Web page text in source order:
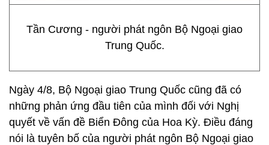
Tần Cương - người phát ngôn Bộ Ngoại giao
Trung Quốc.
Ngày 4/8, Bộ Ngoại giao Trung Quốc cũng đã có
những phản ứng đầu tiên của mình đối với Nghị
quyết về vấn đề Biển Đông của Hoa Kỳ. Điều đáng
nói là tuyên bố của người phát ngôn Bộ Ngoại giao